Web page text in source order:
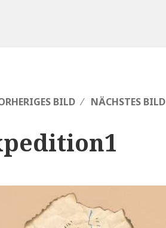
BILD NÄCHSTES BILD